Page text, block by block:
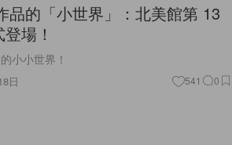
品的「小世界」：北美館第 13
場！
小小世界！
日 541 0